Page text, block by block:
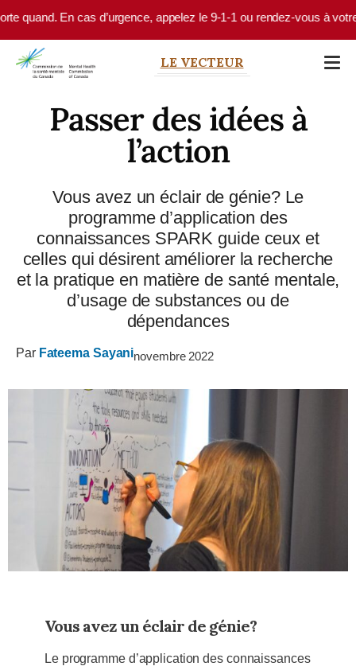
Skip to main content
En cas d’urgence, appelez le 9-1-1 ou rendez-vous à votre
LE VECTEUR
Passer des idées à
l’action
Vous avez un éclair de génie? Le
programme d’application des
connaissances SPARK guide ceux et
celles qui désirent améliorer la recherche
et la pratique en matière de santé mentale,
d’usage de substances ou de
dépendances
Par Fateema Sayaninovembre 2022
Vous avez un éclair de génie?
Le programme d’application des connaissances